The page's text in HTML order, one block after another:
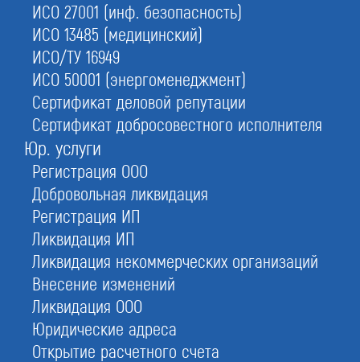
ИСО 27001 (инф. безопасность)
ИСО 13485 (медицинский)
ИСО/ТУ 16949
ИСО 50001 (энергоменеджмент)
Сертификат деловой репутации
Сертификат добросовестного исполнителя
Юр. услуги
Регистрация ООО
Добровольная ликвидация
Регистрация ИП
Ликвидация ИП
Ликвидация некоммерческих организаций
Внесение изменений
Ликвидация ООО
Юридические адреса
Открытие расчетного счета
Отзывы по Лицензии МЧС
Отзывы по ISO